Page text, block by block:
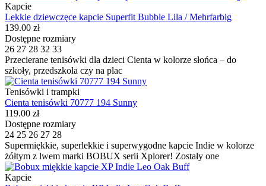
Kapcie
Lekkie dziewczęce kapcie Superfit Bubble Lila / Mehrfarbig
139.00 zł
Dostępne rozmiary
26 27 28 32 33
Przecierane tenisówki dla dzieci Cienta w kolorze słońca – do
szkoły, przedszkola czy na plac
Tenisówki i trampki
Cienta tenisówki 70777 194 Sunny
119.00 zł
Dostępne rozmiary
24 25 26 27 28
Supermiękkie, superlekkie i superwygodne kapcie Indie w kolorze
żółtym z lwem marki BOBUX serii Xplorer! Zostały one
Kapcie